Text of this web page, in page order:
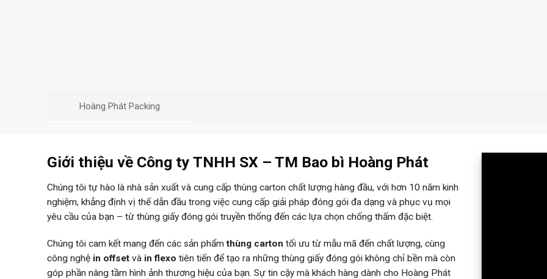
Hoàng Phát Packing
Giới thiệu về Công ty TNHH SX – TM Bao bì Hoàng Phát
Chúng tôi tự hào là nhà sản xuất và cung cấp thùng carton chất lượng hàng đầu, với hơn 10 năm kinh
nghiệm, khẳng định vị thế dẫn đầu trong việc cung cấp giải pháp đóng gói đa dạng và phục vụ mọi
yêu cầu của bạn – từ thùng giấy đóng gói truyền thống đến các lựa chọn chống thấm đặc biệt.
Chúng tôi cam kết mang đến các sản phẩmthùng carton tối ưu từ mẫu mã đến chất lượng, cùng
công nghệ in offset và in flexo tiên tiến để tạo ra những thùng giấy đóng gói không chỉ bền mà còn
góp phần nâng tầm hình ảnh thương hiệu của bạn. Sự tin cậy mà khách hàng dành cho Hoàng Phát